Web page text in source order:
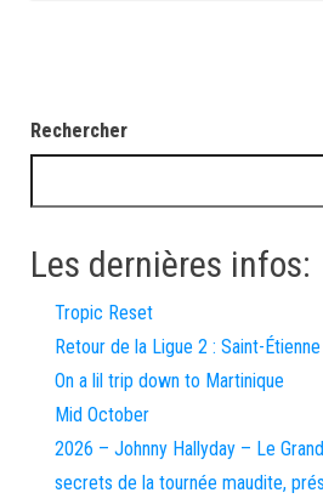
Rechercher
Les dernières infos:
Tropic Reset
Retour de la Ligue 2 : Saint-
On a lil trip down to Martinique
Mid October
2026 – Johnny Hallyday – Le
secrets de la tournée maudite,